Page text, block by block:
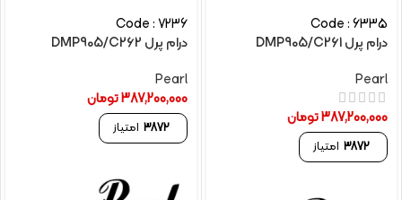
Code : 6335
درام پرل DMP905/C261
Pearl
387,200,000تومان
3872 امتیاز
Code : 7236
درام پرل DMP905/C262
Pearl
387,200,000تومان
3872 امتیاز